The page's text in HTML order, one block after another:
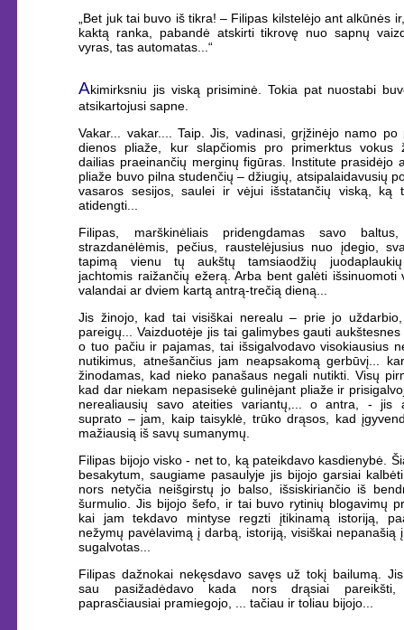
„Bet juk tai buvo iš tikra! – Filipas kilstelėjo ant alkūnės
kaktą ranka, pabandė atskirti tikrovę nuo sapnų
vyras, tas automatas...“
Akimirksniu jis viską prisiminė. Tokia pat nuostabi
atsikartojusi sapne.
Vakar... vakar.... Taip. Jis, vadinasi, grįžinėjo namo po
dienos pliaže, kur slapčiomis pro primerktus vokus
dailias praeinančių merginų figūras. Institute prasidėjo
pliaže buvo pilna studenčių – džiugių, atsipalaidavusių
vasaros sesijos, saulei ir vėjui išstatančių viską, ką
atidengti...
Filipas, marškinėliais pridengdamas savo
strazdanėlėmis, pečius, raustelėjusius nuo įdegio,
tapimą vienu tų aukštų tamsiaodžių
jachtomis raižančių ežerą. Arba bent galėti išsinuomoti
valandai ar dviem kartą antrą-trečią dieną...
Jis žinojo, kad tai visiškai nerealu – prie jo
pareigų... Vaizduotėje jis tai galimybes gauti
o tuo pačiu ir pajamas, tai išsigalvodavo visokiausius
nutikimus, atnešančius jam neapsakomą gerbūvį...
žinodamas, kad nieko panašaus negali nutikti. Visų
kad dar niekam nepasisekė gulinėjant pliaže ir
nerealiausių savo ateities variantų,... o antra, - jis
suprato – jam, kaip taisyklė, trūko drąsos, kad
mažiausią iš savų sumanymų.
Filipas bijojo visko - net to, ką pateikdavo kasdienybė.
besakytum, saugiame pasaulyje jis bijojo garsiai
nors netyčia neišgirstų jo balso, išsiskiriančio iš
šurmulio. Jis bijojo šefo, ir tai buvo rytinių blogavimų
kai jam tekdavo mintyse regzti įtikinamą istoriją,
nežymų pavėlavimą į darbą, istoriją, visiškai nepanašią
sugalvotas...
Filipas dažnokai nekęsdavo savęs už tokį bailumą.
sau pasižadėdavo kada nors drąsiai
paprasčiausiai pramiegojo, ... tačiau ir toliau bijojo...